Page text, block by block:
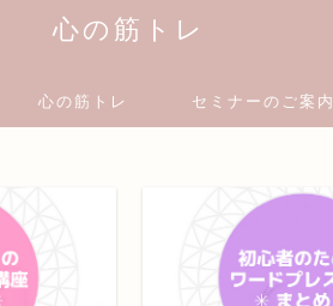
心の筋トレ
心の筋トレ セミナーのご案内